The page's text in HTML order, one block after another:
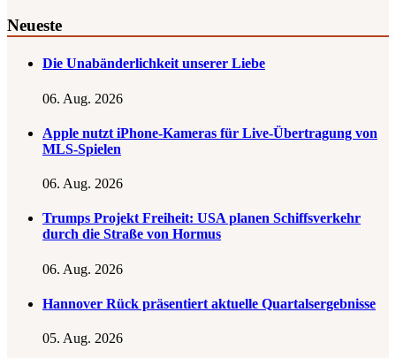
Neueste
Die Unabänderlichkeit unserer Liebe
06. Aug. 2026
Apple nutzt iPhone-Kameras für Live-Übertragung von
MLS-Spielen
06. Aug. 2026
Trumps Projekt Freiheit: USA planen Schiffsverkehr
durch die Straße von Hormus
06. Aug. 2026
Hannover Rück präsentiert aktuelle Quartalsergebnisse
05. Aug. 2026